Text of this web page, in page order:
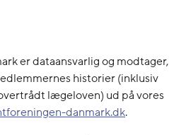
er dataansvarlig og modtager,
historier (inklusiv
lægeloven) ud på vores
danmark.dk.